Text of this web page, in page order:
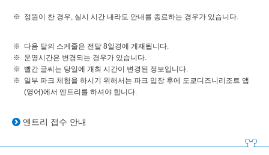
정원이 찬 경우, 실시 시간 내라도 안내를 종료하는 경우가 있습니다.
다음 달의 스케줄은 전달 8일경에 게재됩니다.
운영시간은 변경되는 경우가 있습니다.
빨간 글씨는 당일에 개최 시간이 변경된 정보입니다.
일부 파크 체험을 하시기 위해서는 파크 입장 후에 도쿄디즈니리조트 앱
(영어)에서 엔트리를 하셔야 합니다.
엔트리 접수 안내